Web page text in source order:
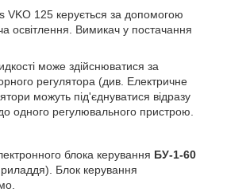
VKO 125 керується за допомогою
освітлення. Вимикач у постачання
може здійснюватися за
регулятора (див. Електричне
можуть під'єднуватися відразу
одного регулювального пристрою.
блока керування БУ-1-60
Блок керування